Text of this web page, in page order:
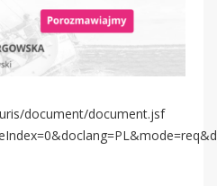
document/document.jsf